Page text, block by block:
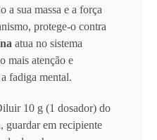
a sua massa e a força
protege-o contra
atua no sistema
mais atenção e
fadiga mental.
10 g (1 dosador) do
guardar em recipiente